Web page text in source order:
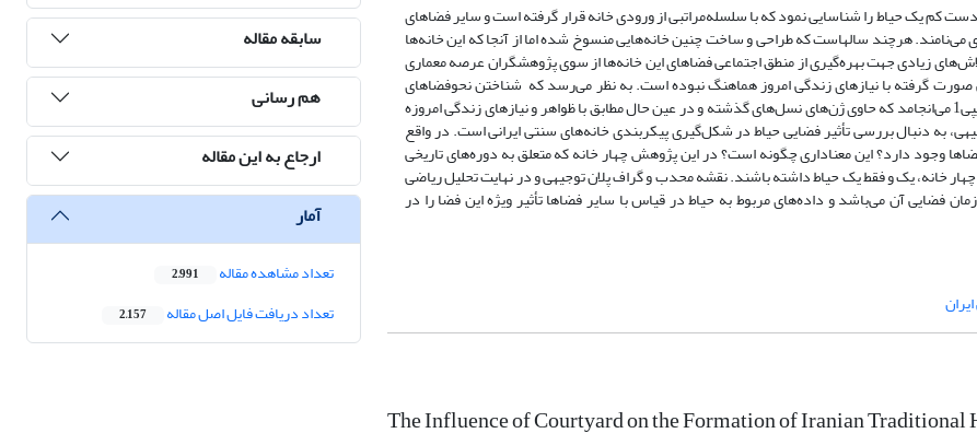
کم یک حیاط را شناسایی نمود که با سلسله‌مراتبی از ورودی خانه قرار گرفته است و سایر فضاهای
می‌نامند. هرچند سالهاست که طراحی و ساخت چنین خانه‌هایی منسوخ شده اما از آنجا که این خانه‌ها
زیادی جهت بهره‌گیری از منطق اجتماعی فضاهای این خانه‌ها از سوی پژوهشگران عرصه معماری
گرفته با نیازهای زندگی امروز هماهنگ نبوده است. به نظر می‌رسد که شناختن نحوفضاهای
خانه‌های ایرانی و کاربست این منطق در طراحی‌های امروزین به شکل‌گیری جنوتایپی1 می‌انجامد که حاوی ژن‌های نسل‌های گذشته و در عین حال مطابق با ظواهر و نیازهای زندگی امروزه
به دنبال بررسی تأثیر فضایی حیاط در شکل‌گیری پیکربندی خانه‌های سنتی ایرانی است. در واقع
وجود دارد؟ این معناداری چگونه است؟ در این پژوهش چهار خانه که متعلق به دوره‌های تاریخی
خانه، یک و فقط یک حیاط داشته باشند. نقشه محدب و گراف پلان توجیهی و در نهایت تحلیل ریاضی
فضایی آن می‌باشد و داده‌های مربوط به حیاط در قیاس با سایر فضاها تأثیر ویژه این فضا را در
The Influence of Courtyard on the Formation of Iranian
سابقه مقاله
هم رسانی
ارجاع به این مقاله
آمار
تعداد مشاهده مقاله 2,991
تعداد دریافت فایل اصل مقاله 2,157